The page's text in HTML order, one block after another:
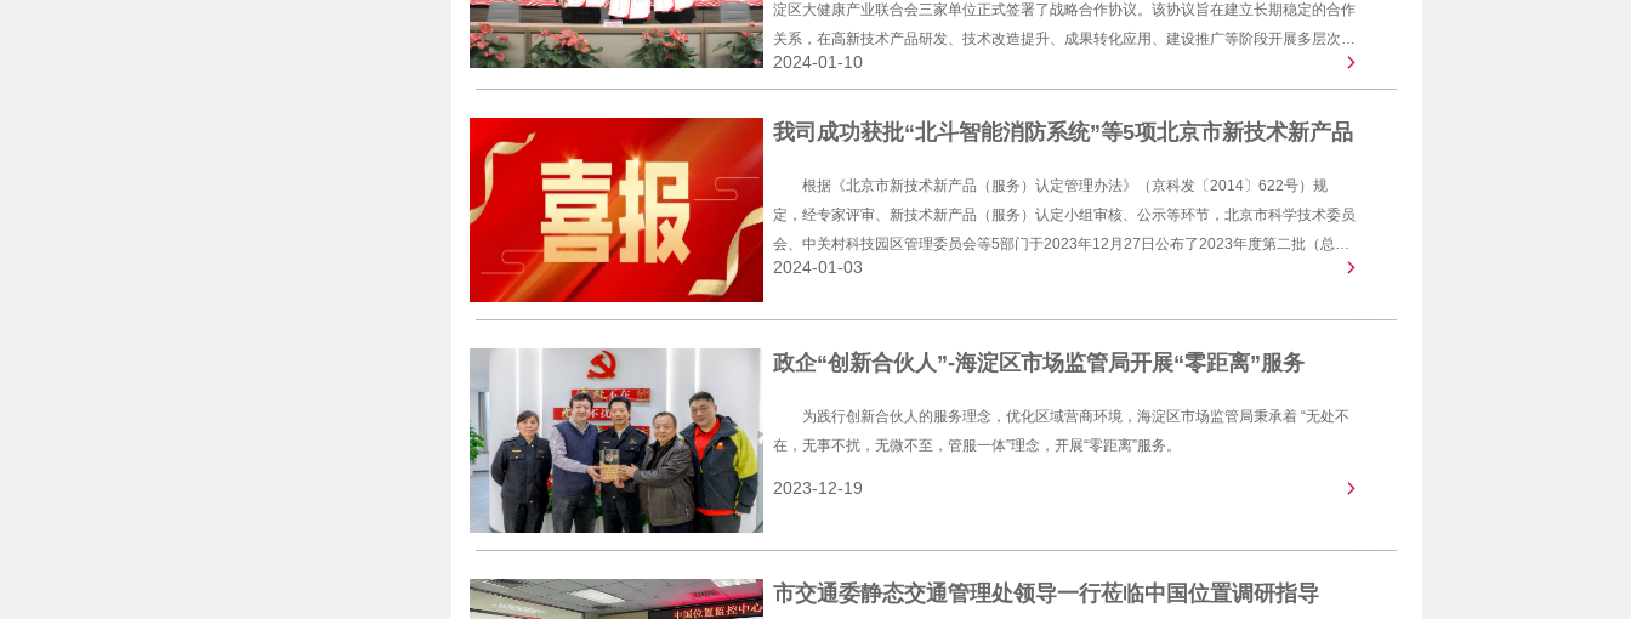
淀区大健康产业联合会三家单位正式签署了战略合作协议。该协议旨在建立长期稳定的合作
关系，在高新技术产品研发、技术改造提升、成果转化应用、建设推广等阶段开展多层次、
全方位的合作，共同推动基于北斗时空的行业应用新业态业务，促进数字经济发展，实现互
2024-01-10
我司成功获批“北斗智能消防系统”等5项北京市新技术新产品
根据《北京市新技术新产品（服务）认定管理办法》（京科发〔2014〕622号）规
定，经专家评审、新技术新产品（服务）认定小组审核、公示等环节，北京市科学技术委员
会、中关村科技园区管理委员会等5部门于2023年12月27日公布了2023年度第二批（总第
十九批）北京市新技术新产品新服务名单。
2024-01-03
政企“创新合伙人”-海淀区市场监管局开展“零距离”服务
为践行创新合伙人的服务理念，优化区域营商环境，海淀区市场监管局秉承着 “无处不
在，无事不扰，无微不至，管服一体”理念，开展“零距离”服务。
2023-12-19
市交通委静态交通管理处领导一行莅临中国位置调研指导